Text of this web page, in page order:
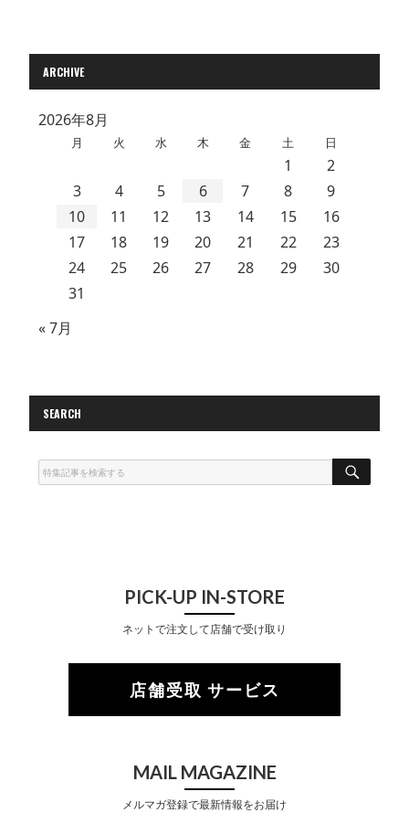
ARCHIVE
2026年8月
月 火 水 木 金 土 日
1
2
3
4 5 6 7 8
9
10
11 12 13 14 15
16
17
18 19 20 21 22
23
24
25 26 27 28 29
30
31
« 7月
SEARCH
S
PICK-UP IN-STORE
ネットで注文して店舗で受け取り
店舗受取 サービス
MAIL MAGAZINE
メルマガ登録で最新情報をお届け